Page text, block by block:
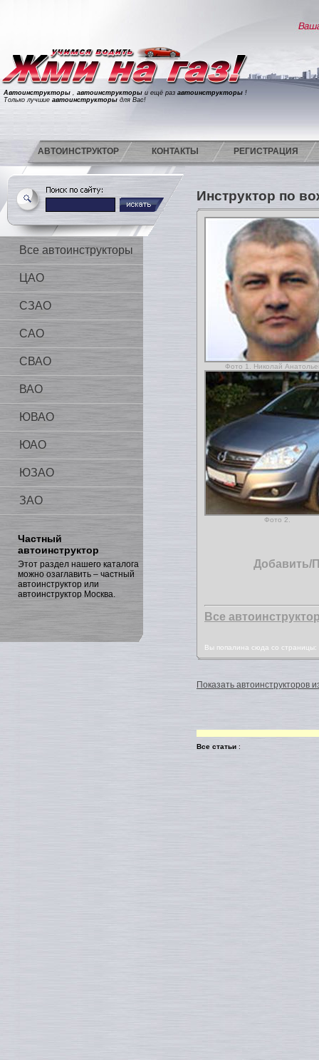
Автоинструкторы , автоинструкторы и ещё раз автоинструкторы !
Только лучшие автоинструкторы для Вас!
АВТОИНСТРУКТОР КОНТАКТЫ РЕГИСТРАЦИЯ
Все автоинструкторы
ЦАО
СЗАО
САО
СВАО
ВАО
ЮВАО
ЮАО
ЮЗАО
ЗАО
Частный
автоинструктор
Этот раздел нашего каталога
можно озаглавить – частный
автоинструктор или
автоинструктор Москва.
Инструктор по
Фото 1. Николай
Фото 2.
Добавить/
Все
Вы попалина сюда со
Показать автоинструкторов
Все статьи :